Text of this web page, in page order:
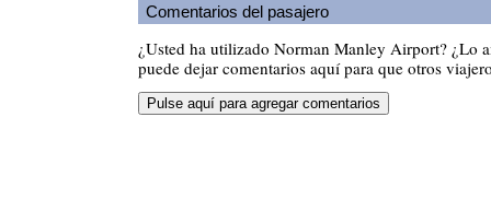
Comentarios del pasajero
¿Usted ha utilizado Norman Manley Airport? ¿Lo
puede dejar comentarios aquí para que otros